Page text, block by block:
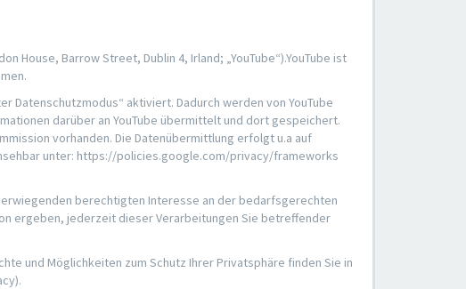
House, Barrow Street, Dublin 4, Irland; „YouTube“).YouTube ist
Datenschutzmodus“ aktiviert. Dadurch werden von YouTube
darüber an YouTube übermittelt und dort gespeichert.
vorhanden. Die Datenübermittlung erfolgt u.a auf
unter: https://policies.google.com/privacy/frameworks
berechtigten Interesse an der bedarfsgerechten
ergeben, jederzeit dieser Verarbeitungen Sie betreffender
und Möglichkeiten zum Schutz Ihrer Privatsphäre finden Sie in